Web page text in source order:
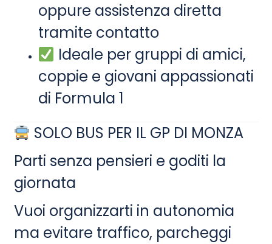
oppure assistenza diretta
tramite contatto
Ideale per gruppi di amici,
coppie e giovani appassionati
di Formula 1
SOLO BUS PER IL GP DI MONZA
Parti senza pensieri e goditi la
giornata
Vuoi organizzarti in autonomia
ma evitare traffico, parcheggi